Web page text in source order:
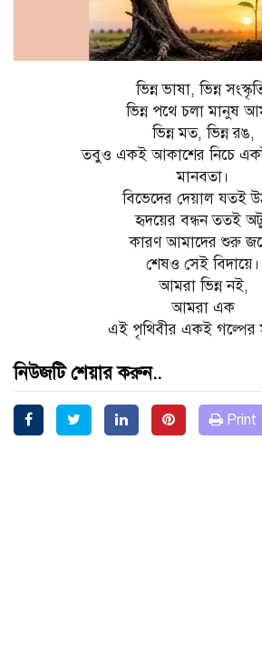
ভিন্ন ভাষা, ভিন্ন
ভিন্ন পথে চলা মানুষ
ভিন্ন মত, ভিন্ন রঙ,
তবুও একই আকাশের নিচে
মানবতা।
বিভেদের দেয়াল যতই
হৃদয়ের বন্ধন ততই
কারণ আমাদের শুরু
শেষও সেই বিদায়ে।
আমরা ভিন্ন নই,
আমরা এক
এই পৃথিবীর একই গল্পের
নিউজটি শেয়ার করুন..
Print